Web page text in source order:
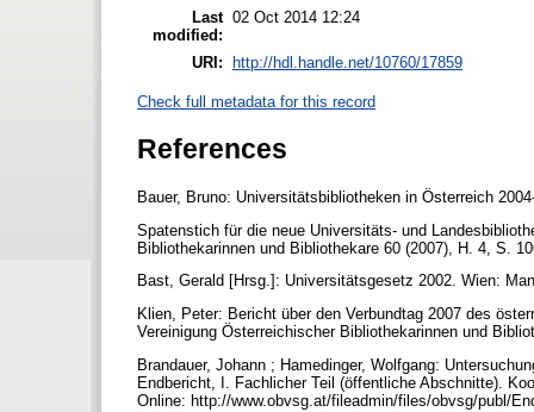
Last
modified:
02 Oct 2014 12:24
URI: http://hdl.handle.net/10760/17859
Check full metadata for this record
References
Bauer, Bruno: Universitätsbibliotheken in Österreich
Spatenstich für die neue Universitäts- und
Bibliothekarinnen und Bibliothekare 60 (2007), H. 4, S.
Bast, Gerald [Hrsg.]: Universitätsgesetz 2002. Wien:
Klien, Peter: Bericht über den Verbundtag 2007 des
Vereinigung Österreichischer Bibliothekarinnen und
Brandauer, Johann ; Hamedinger, Wolfgang:
Endbericht, I. Fachlicher Teil (öffentliche Abschnitte).
Online: http://www.obvsg.at/fileadmin/files/obvsg/publ/